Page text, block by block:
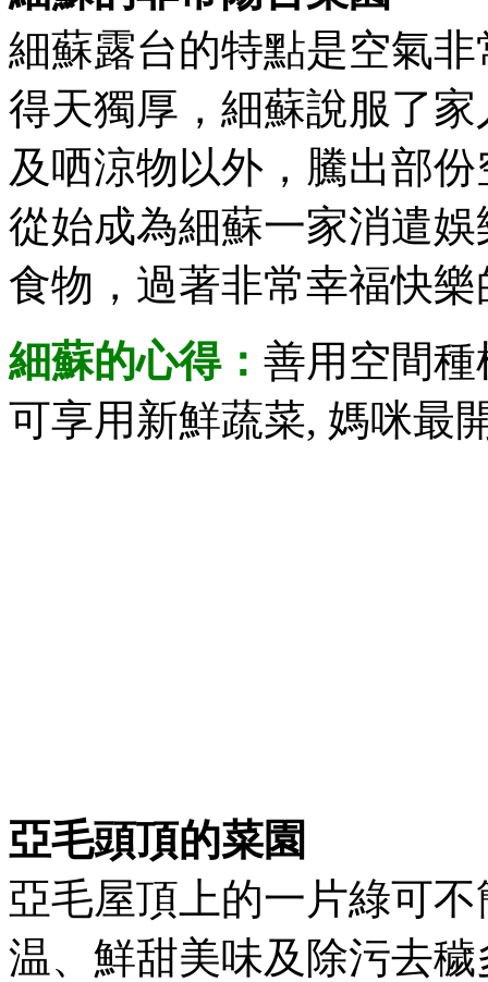
細蘇露台的特點是空氣
得天獨厚，細蘇說服了
及哂涼物以外，騰出部
從始成為細蘇一家消遣
食物，過著非常幸福快
細蘇的心得： 善用空間
可享用新鮮蔬菜, 媽咪最
亞毛頭頂的菜園
亞毛屋頂上的一片綠可
温、鮮甜美味及除污去